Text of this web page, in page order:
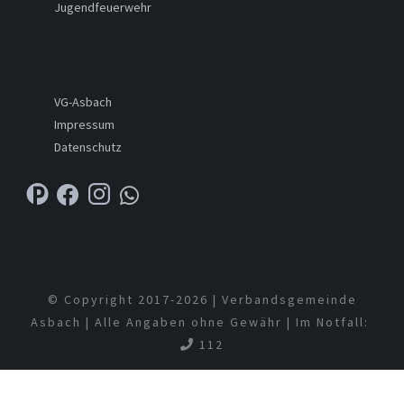
Jugendfeuerwehr
VG-Asbach
Impressum
Datenschutz
© Copyright 2017-2026 | Verbandsgemeinde
Asbach | Alle Angaben ohne Gewähr | Im Notfall:
112